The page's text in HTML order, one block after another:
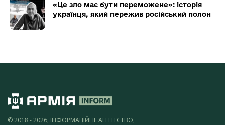
«Це зло має бути переможене»: історія
українця, який пережив російський полон
© 2018 - 2026, ІНФОРМАЦІЙНЕ АГЕНТСТВО,